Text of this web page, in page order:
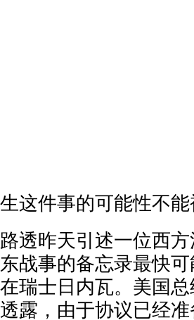
生这件事的可能性不能
路透昨天引述一位西
东战事的备忘录最快
在瑞士日内瓦。美国
透露，由于协议已经